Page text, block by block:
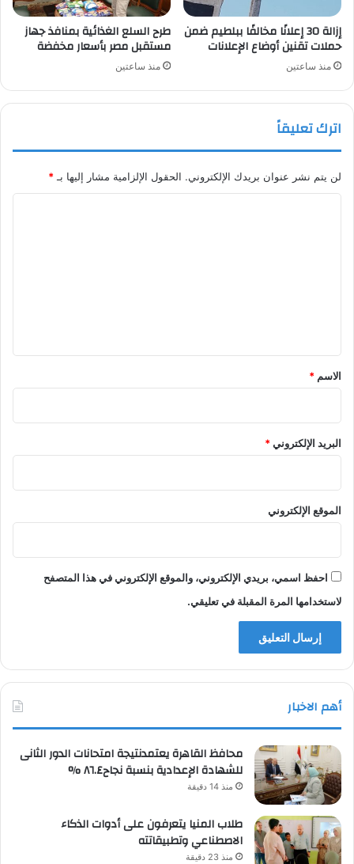
إزالة 30 إعلانًا مخالفًا ببلطيم ضمن
حملات تقنين أوضاع الإعلانات
منذ ساعتين
طرح السلع الغذائية بمنافذ جهاز
مستقبل مصر بأسعار مخفضة
منذ ساعتين
اترك تعليقاً
لن يتم نشر عنوان بريدك الإلكتروني. الحقول الإلزامية مشار إليها بـ *
*
الاسم *
البريد الإلكتروني*
الموقع الإلكتروني
احفظ اسمي، بريدي الإلكتروني، والموقع الإلكتروني في هذا المتصفح
لاستخدامها المرة المقبلة في تعليقي.
أهم الاخبار
محافظ القاهرة يعتمدنتيجة امتحانات الدور الثانى
للشهادة الإعدادية بنسبة نجاح٨٦.٤ %
منذ 14 دقيقة
طلاب المنيا يتعرفون على أدوات الذكاء
الاصطناعي وتطبيقاتته
منذ 23 دقيقة